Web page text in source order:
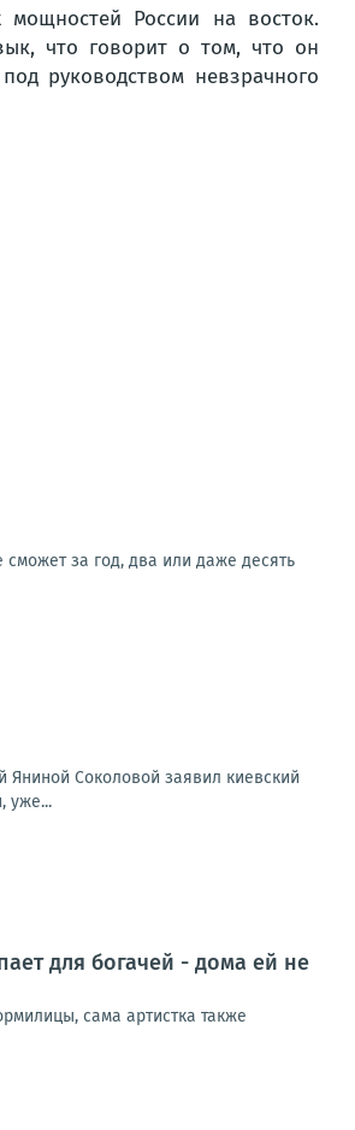
России на восток.
что говорит о том, что он
руководством невзрачного
за год, два или даже десять
Яниной Соколовой заявил киевский
уже...
для богачей - дома ей не
сама артистка также